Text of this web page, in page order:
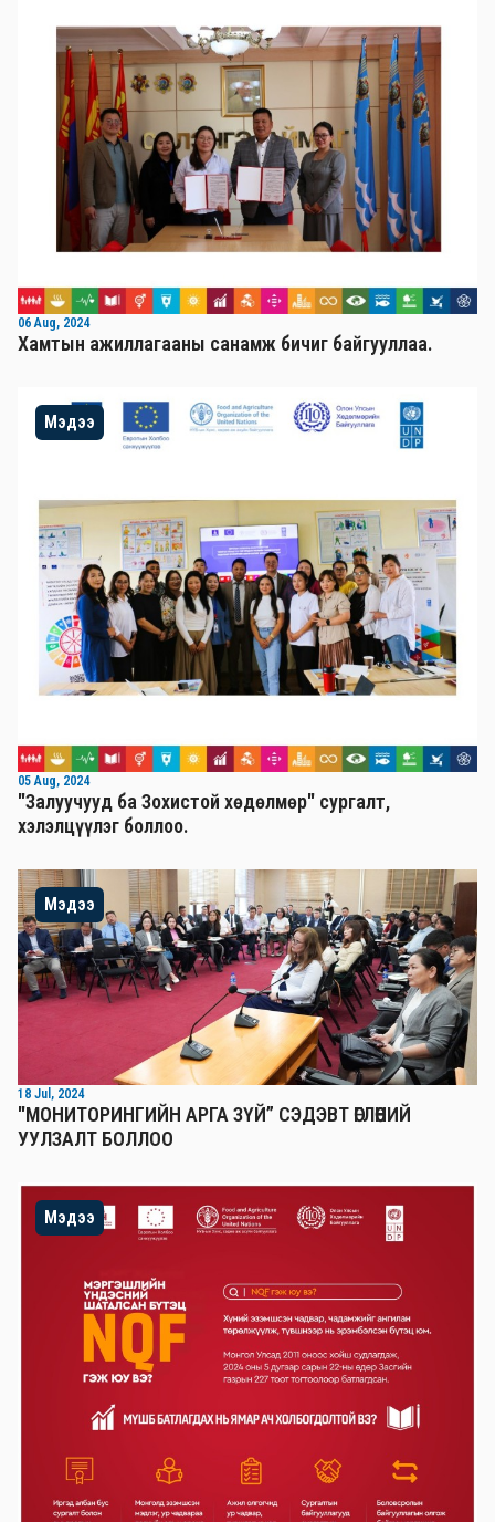
06 Aug, 2024
Хамтын ажиллагааны санамж бичиг байгууллаа.
Мэдээ
05 Aug, 2024
"Залуучууд ба Зохистой хөдөлмөр" сургалт,
хэлэлцүүлэг боллоо.
Мэдээ
18 Jul, 2024
"МОНИТОРИНГИЙН АРГА ЗҮЙ” СЭДЭВТ ӨГЛӨӨНИЙ
УУЛЗАЛТ БОЛЛОО
Мэдээ